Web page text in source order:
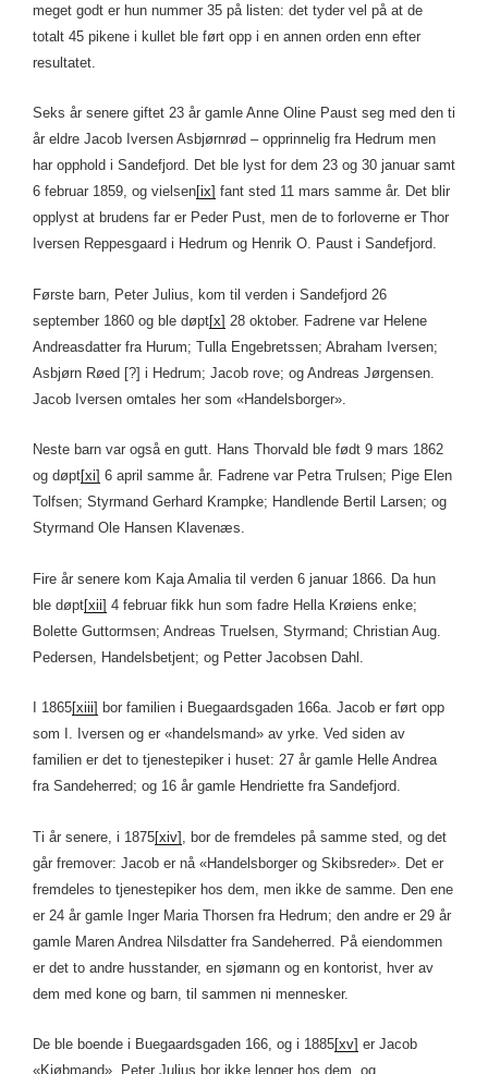
meget godt er hun nummer 35 på listen: det tyder vel på at de
totalt 45 pikene i kullet ble ført opp i en annen orden enn efter
resultatet.
Seks år senere giftet 23 år gamle Anne Oline Paust seg med den ti
år eldre Jacob Iversen Asbjørnrød – opprinnelig fra Hedrum men
har opphold i Sandefjord. Det ble lyst for dem 23 og 30 januar samt
6 februar 1859, og vielsen[ix] fant sted 11 mars samme år. Det blir
opplyst at brudens far er Peder Pust, men de to forloverne er Thor
Iversen Reppesgaard i Hedrum og Henrik O. Paust i Sandefjord.
Første barn, Peter Julius, kom til verden i Sandefjord 26
september 1860 og ble døpt[x] 28 oktober. Fadrene var Helene
Andreasdatter fra Hurum; Tulla Engebretssen; Abraham Iversen;
Asbjørn Røed [?] i Hedrum; Jacob rove; og Andreas Jørgensen.
Jacob Iversen omtales her som «Handelsborger».
Neste barn var også en gutt. Hans Thorvald ble født 9 mars 1862
og døpt[xi] 6 april samme år. Fadrene var Petra Trulsen; Pige Elen
Tolfsen; Styrmand Gerhard Krampke; Handlende Bertil Larsen; og
Styrmand Ole Hansen Klavenæs.
Fire år senere kom Kaja Amalia til verden 6 januar 1866. Da hun
ble døpt[xii] 4 februar fikk hun som fadre Hella Krøiens enke;
Bolette Guttormsen; Andreas Truelsen, Styrmand; Christian Aug.
Pedersen, Handelsbetjent; og Petter Jacobsen Dahl.
I 1865[xiii] bor familien i Buegaardsgaden 166a. Jacob er ført opp
som I. Iversen og er «handelsmand» av yrke. Ved siden av
familien er det to tjenestepiker i huset: 27 år gamle Helle Andrea
fra Sandeherred; og 16 år gamle Hendriette fra Sandefjord.
Ti år senere, i 1875[xiv] , bor de fremdeles på samme sted, og det
går fremover: Jacob er nå «Handelsborger og Skibsreder». Det er
fremdeles to tjenestepiker hos dem, men ikke de samme. Den ene
er 24 år gamle Inger Maria Thorsen fra Hedrum; den andre er 29 år
gamle Maren Andrea Nilsdatter fra Sandeherred. På eiendommen
er det to andre husstander, en sjømann og en kontorist, hver av
dem med kone og barn, til sammen ni mennesker.
De ble boende i Buegaardsgaden 166, og i 1885[xv] er Jacob
«Kjøbmand». Peter Julius bor ikke lenger hos dem, og